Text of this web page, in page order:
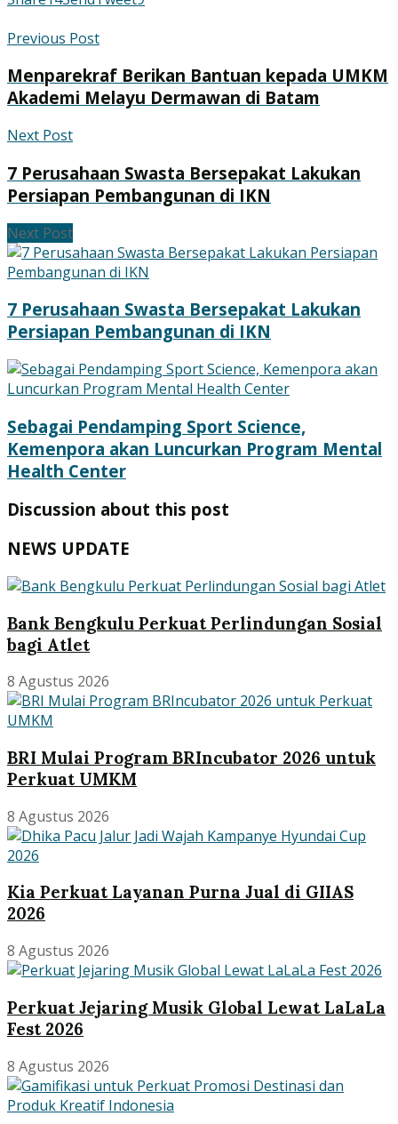
Previous Post
Menparekraf Berikan Bantuan kepada UMKM
Akademi Melayu Dermawan di Batam
Next Post
7 Perusahaan Swasta Bersepakat Lakukan
Persiapan Pembangunan di IKN
Next Post
7 Perusahaan Swasta Bersepakat Lakukan
Persiapan Pembangunan di IKN
Sebagai Pendamping Sport Science,
Kemenpora akan Luncurkan Program Mental
Health Center
Discussion about this post
NEWS UPDATE
Bank Bengkulu Perkuat Perlindungan Sosial
bagi Atlet
8 Agustus 2026
BRI Mulai Program BRIncubator 2026 untuk
Perkuat UMKM
8 Agustus 2026
Kia Perkuat Layanan Purna Jual di GIIAS
2026
8 Agustus 2026
Perkuat Jejaring Musik Global Lewat LaLaLa
Fest 2026
8 Agustus 2026